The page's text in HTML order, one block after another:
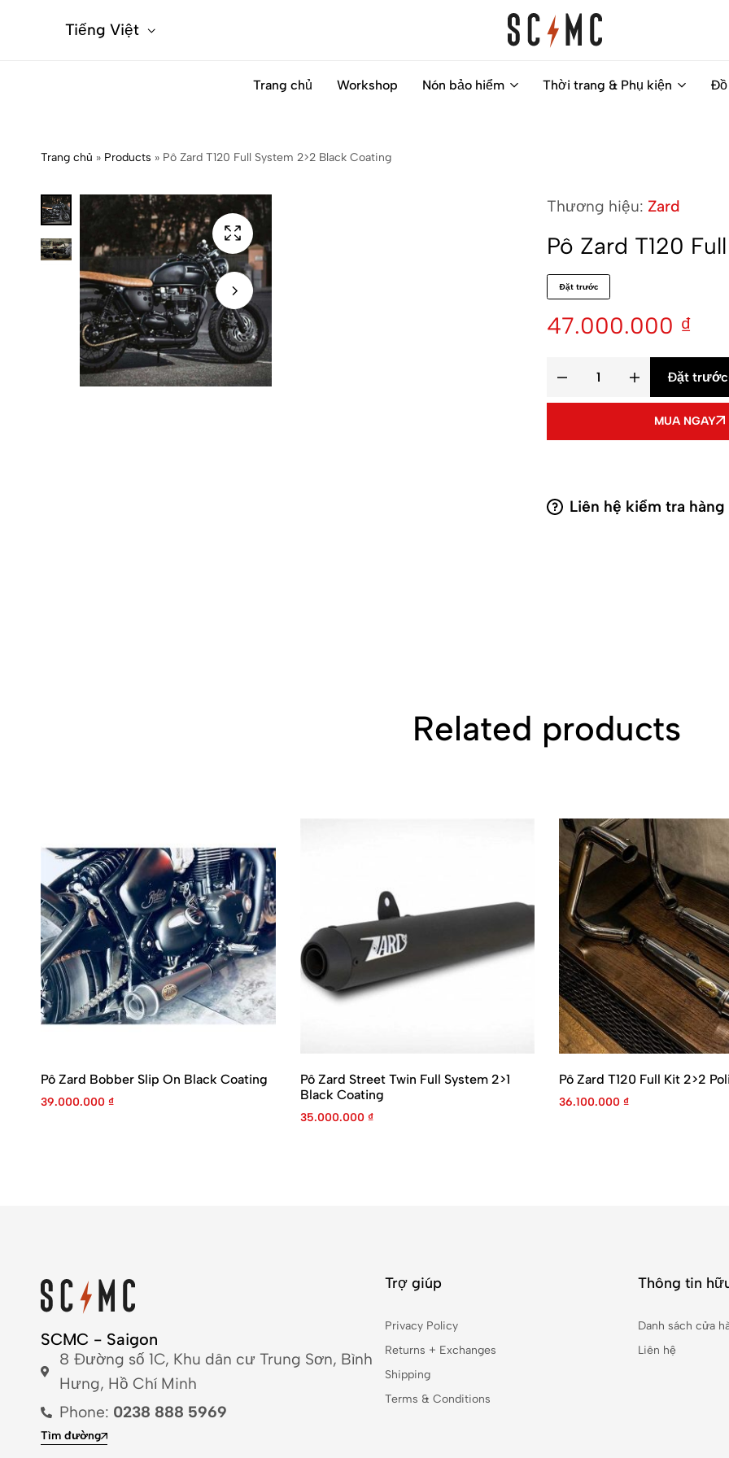
Tiếng Việt
Classic
you
motorbike
Trang chủ Workshop Nón bảo hiểm Thời trang & Phụ kiện
Trang chủ » Products » Pô Zard T120 Full System 2>2 Black Coating
Thương hiệu: Zard
Pô Zard T120
Đặt trước
47.000.000 ₫
Đặt trước
MUA NGAY
Liên hệ kiểm tra hàng
Related products
Pô Zard Bobber Slip On Black Coating
39.000.000 ₫
Pô Zard Street Twin Full System 2>1
Black Coating
35.000.000 ₫
Pô Zard T120 Full Kit 2>2
36.100.000 ₫
SCMC - Saigon
8 Đường số 1C, Khu dân cư Trung Sơn, Bình
Hưng, Hồ Chí Minh
Phone: 0238 888 5969
Tìm đường
Trợ giúp
Privacy Policy
Returns + Exchanges
Shipping
Terms & Conditions
Thông tin
Danh sách cửa
Liên hệ